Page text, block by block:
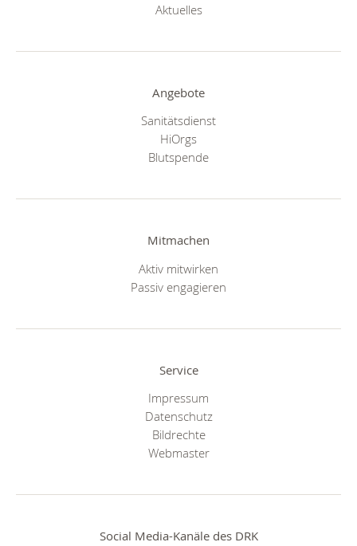
Aktuelles
Angebote
Sanitätsdienst
HiOrgs
Blutspende
Mitmachen
Aktiv mitwirken
Passiv engagieren
Service
Impressum
Datenschutz
Bildrechte
Webmaster
Social Media-Kanäle des DRK